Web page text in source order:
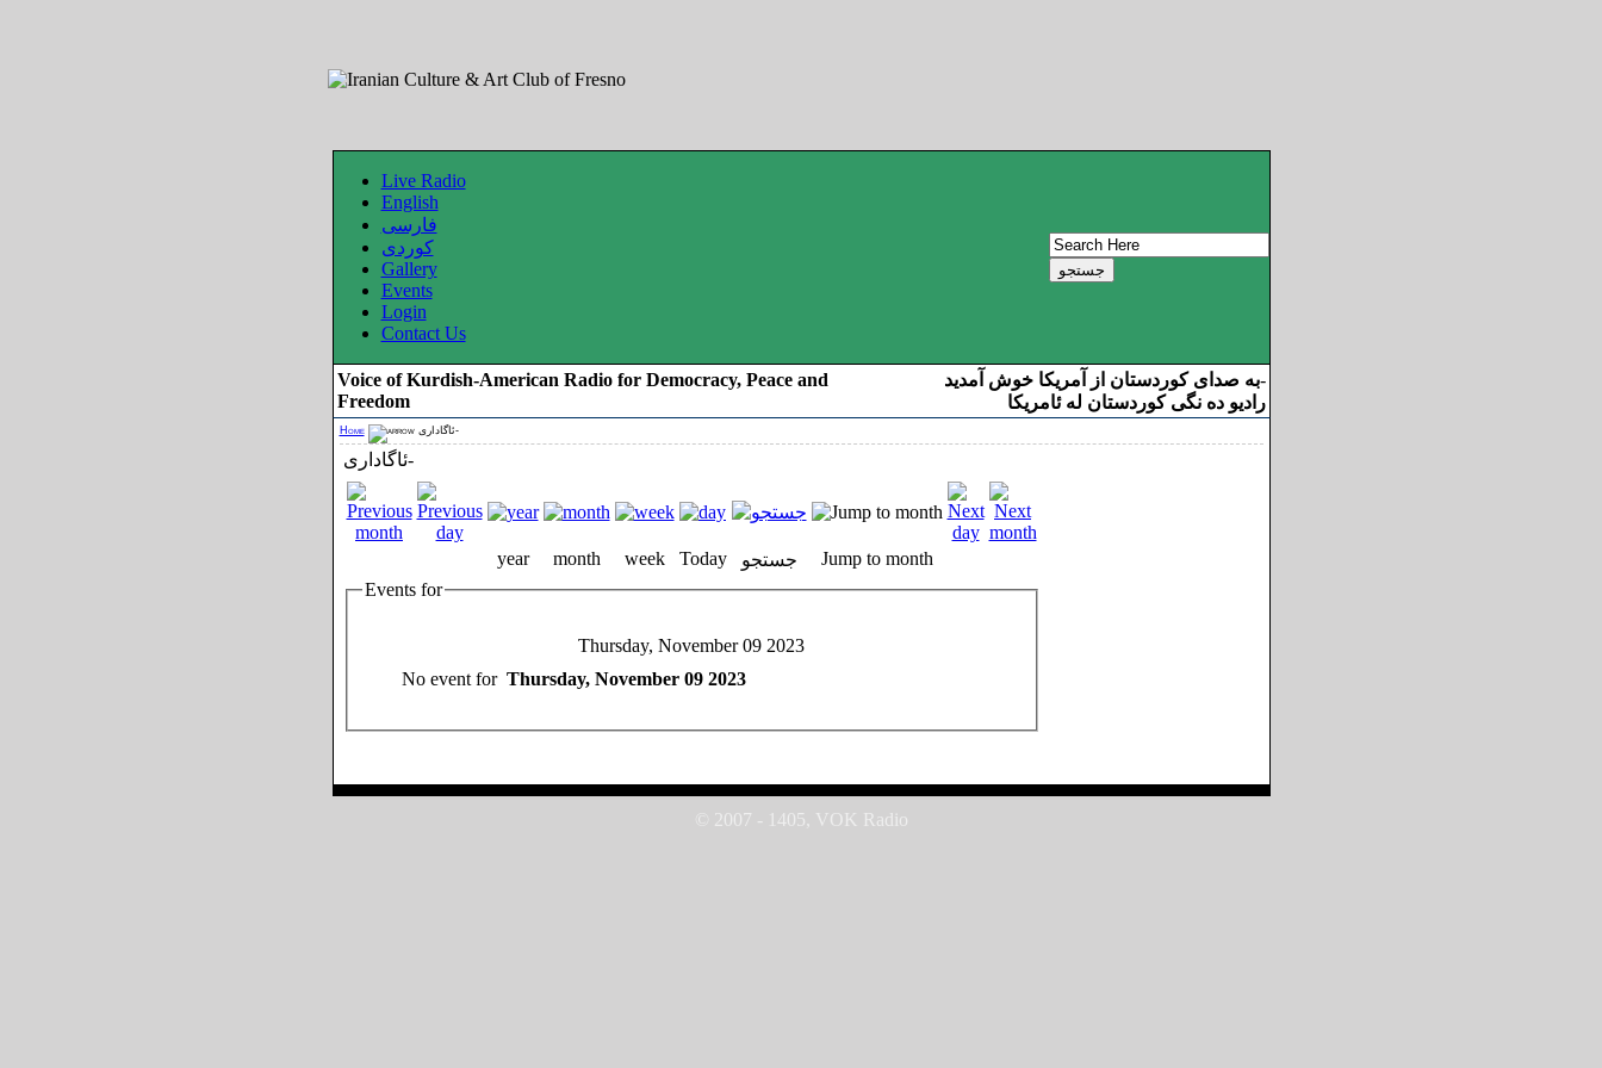
Live Radio
English
فارسی
کوردی
Gallery
Events
Login
Contact Us
به صدای کوردستان از آمریکا خوش آمدید-
رادیو ده نگی کوردستان له ئامریکا
Voice of Kurdish-American Radio for Democracy, Peace and
Freedom
Home ئاگاداری-
ئاگاداری-
year month week Today جستجو
Jump to month
Events for
Thursday, November 09 2023
No event for Thursday, November 09 2023
© 2007 - 1405, VOK Radio